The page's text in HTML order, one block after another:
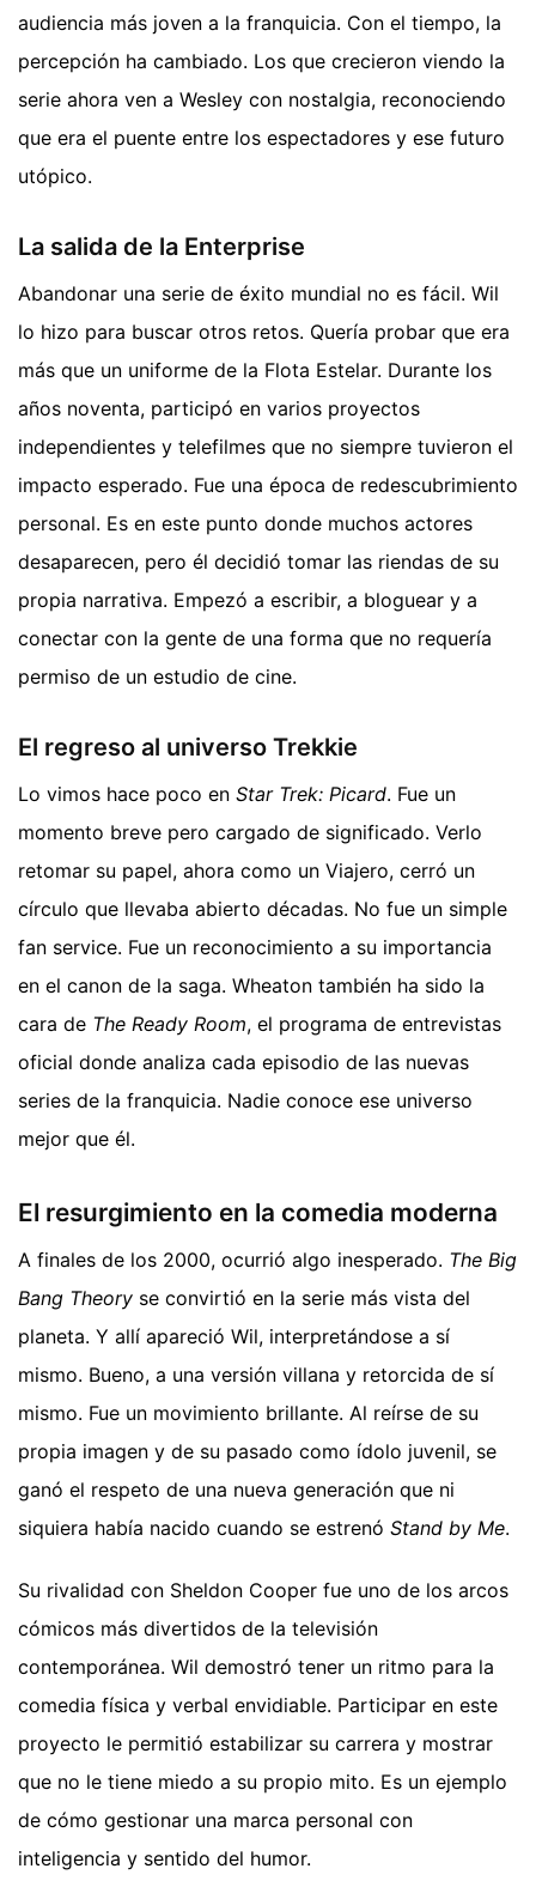
audiencia más joven a la franquicia. Con el tiempo, la
percepción ha cambiado. Los que crecieron viendo la
serie ahora ven a Wesley con nostalgia, reconociendo
que era el puente entre los espectadores y ese futuro
utópico.
La salida de la Enterprise
Abandonar una serie de éxito mundial no es fácil. Wil
lo hizo para buscar otros retos. Quería probar que era
más que un uniforme de la Flota Estelar. Durante los
años noventa, participó en varios proyectos
independientes y telefilmes que no siempre tuvieron el
impacto esperado. Fue una época de redescubrimiento
personal. Es en este punto donde muchos actores
desaparecen, pero él decidió tomar las riendas de su
propia narrativa. Empezó a escribir, a bloguear y a
conectar con la gente de una forma que no requería
permiso de un estudio de cine.
El regreso al universo Trekkie
Lo vimos hace poco en Star Trek: Picard. Fue un
momento breve pero cargado de significado. Verlo
retomar su papel, ahora como un Viajero, cerró un
círculo que llevaba abierto décadas. No fue un simple
fan service. Fue un reconocimiento a su importancia
en el canon de la saga. Wheaton también ha sido la
cara de The Ready Room, el programa de entrevistas
oficial donde analiza cada episodio de las nuevas
series de la franquicia. Nadie conoce ese universo
mejor que él.
El resurgimiento en la comedia moderna
A finales de los 2000, ocurrió algo inesperado. The Big
Bang Theory se convirtió en la serie más vista del
planeta. Y allí apareció Wil, interpretándose a sí
mismo. Bueno, a una versión villana y retorcida de sí
mismo. Fue un movimiento brillante. Al reírse de su
propia imagen y de su pasado como ídolo juvenil, se
ganó el respeto de una nueva generación que ni
siquiera había nacido cuando se estrenó Stand by Me.
Su rivalidad con Sheldon Cooper fue uno de los arcos
cómicos más divertidos de la televisión
contemporánea. Wil demostró tener un ritmo para la
comedia física y verbal envidiable. Participar en este
proyecto le permitió estabilizar su carrera y mostrar
que no le tiene miedo a su propio mito. Es un ejemplo
de cómo gestionar una marca personal con
inteligencia y sentido del humor.